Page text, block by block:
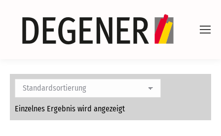
Einzelnes Ergebnis wird angezeigt